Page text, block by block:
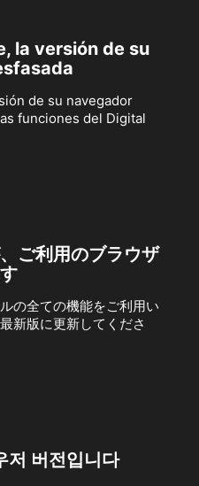
la versión de su
de su navegador
funciones del Digital
ご利用のブラウザ
の全ての機能をご利用い
新版に更新してくださ
저 버전입니다